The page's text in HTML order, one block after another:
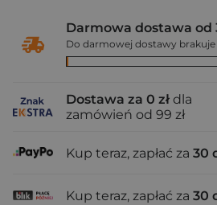
Darmowa dostawa od
Do darmowej dostawy brakuje
Dostawa za 0 zł dla
zamówień od 99 zł
Kup teraz, zapłać za 30
Kup teraz, zapłać za 30